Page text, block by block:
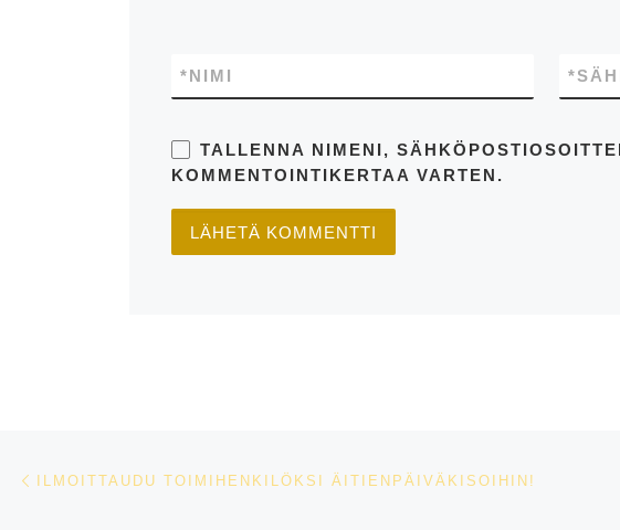
NIMI
* *
TALLENNA NIMENI,
KOMMENTOINTIKERTAA VARTEN.
Artikkelien navigointi
ILMOITTAUDU TOIMIHENKILÖKSI ÄITIENPÄIVÄKISOIHIN!